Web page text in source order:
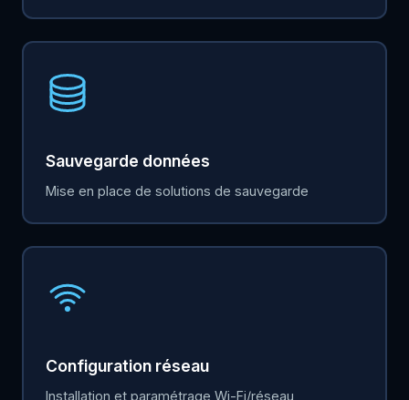
Sauvegarde données
Mise en place de solutions de sauvegarde
Configuration réseau
Installation et paramétrage Wi-Fi/réseau